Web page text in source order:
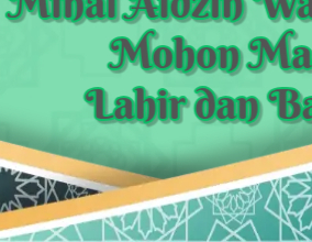
Bobihoe Dorong Inovasi Jadi
Tata Kelola Minyak ke Penuntut
Undangan HUT RI dari Presiden
Daftar Pilkades Jejalen Jaya,